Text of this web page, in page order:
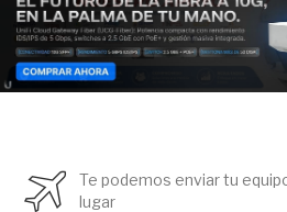
Te podemos enviar tu
lugar